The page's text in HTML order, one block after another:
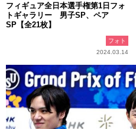
フィギュア全日本選手権第1日フォ
トギャラリー 男子SP、ペア
SP【全21枚】
フォト
2024.03.14